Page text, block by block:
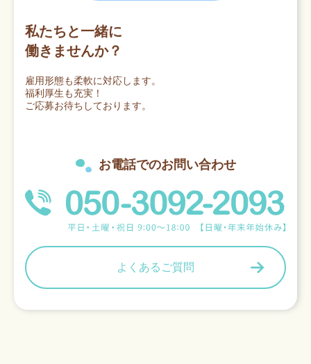
私たちと一緒に
働きませんか？
雇用形態も柔軟に対応します。
福利厚生も充実！
ご応募お待ちしております。
お電話でのお問い合わせ
よくあるご質問